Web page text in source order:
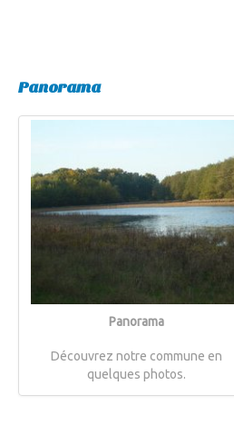
Panorama
Panorama
Découvrez notre commune en
quelques photos.